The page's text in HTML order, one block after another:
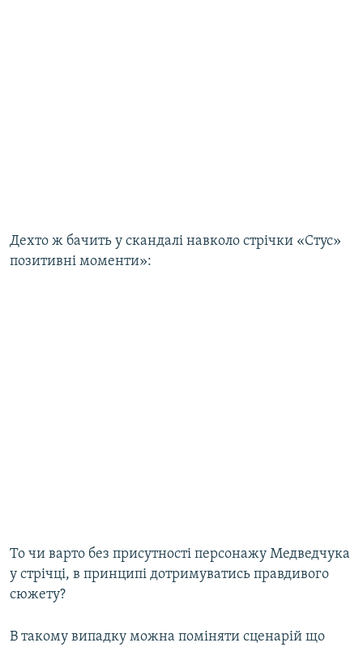
Дехто ж бачить у скандалі навколо стрічки «Стус»
позитивні моменти»:
То чи варто без присутності персонажу Медведчука
у стрічці, в принципі дотримуватись правдивого
сюжету?
В такому випадку можна поміняти сценарій що